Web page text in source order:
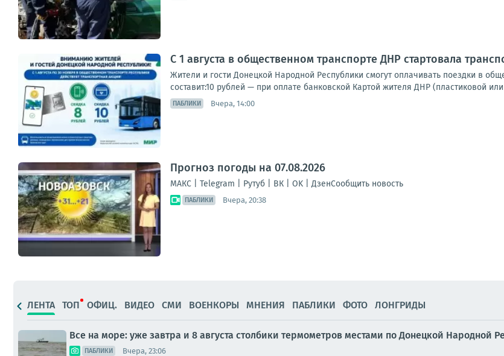
С 1 августа в общественном транспорте ДНР стартовала
Жители и гости Донецкой Народной Республики смогут оплачивать поездки в
составит:10 рублей — при оплате банковской Картой жителя ДНР (пластиковой
ПАБЛИКИ Вчера, 14:00
Прогноз погоды на 07.08.2026
МАКС | Telegram | Рутуб | ВК | OK | ДзенСообщить новость
ПАБЛИКИ Вчера, 20:38
ЛЕНТА ТОП ОФИЦ. ВИДЕО СМИ ВОЕНКОРЫ МНЕНИЯ ПАБЛИКИ ФОТО ЛОНГРИДЫ
Все на море: уже завтра и 8 августа столбики термометров местами по Донецкой Народной
ПАБЛИКИ Вчера, 23:06